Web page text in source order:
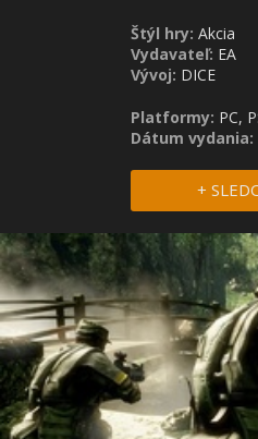
Štýl hry: Akcia
Vydavateľ: EA
Vývoj: DICE
Platformy: PC,
Dátum vydania:
+